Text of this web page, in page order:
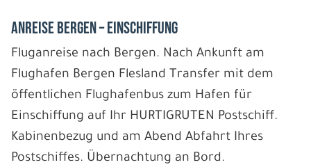
Anreise Bergen – Einschiffung
Fluganreise nach Bergen. Nach Ankunft am
Flughafen Bergen Flesland Transfer mit dem
öffentlichen Flughafenbus zum Hafen für
Einschiffung auf Ihr HURTIGRUTEN Postschiff.
Kabinenbezug und am Abend Abfahrt Ihres
Postschiffes. Übernachtung an Bord.